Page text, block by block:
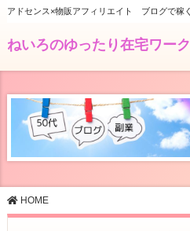
アドセンス×物販アフィリエイト ブログで
ねいろのゆったり在宅ワーク
HOME